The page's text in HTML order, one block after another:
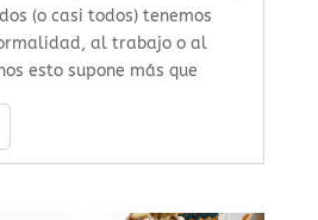
(o casi todos) tenemos
al trabajo o al
esto supone más que